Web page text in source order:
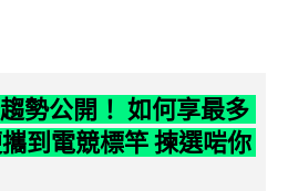
勢公開！ 如何享最多
到電競標竿 揀選啱你